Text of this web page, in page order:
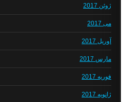
ژوئن 2017
می 2017
آوریل 2017
مارس 2017
فوریه 2017
ژانویه 2017